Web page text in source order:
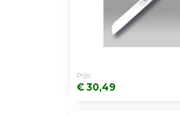
Prijs:
€ 30,49